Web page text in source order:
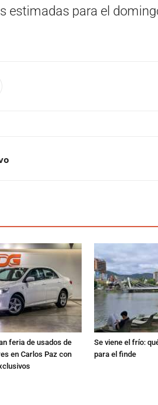
estimadas para el
feria de usados de
en Carlos Paz con
Se viene el frío:
para el finde